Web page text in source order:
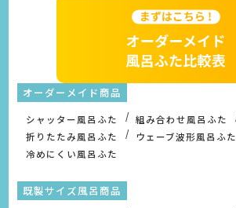
オーダーメイド商品
シャッター風呂ふた
組み合わせ風呂ふた
折りたたみ風呂ふた
ウェーブ波形風呂ふた
冷めにくい風呂ふた
既製サイズ風呂商品